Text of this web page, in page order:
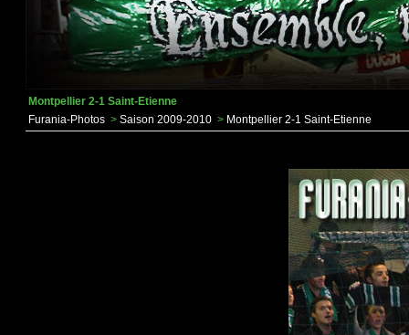
Montpellier 2-1 Saint-Etienne
Furania-Photos > Saison 2009-2010 > Montpellier 2-1 Saint-Etienne